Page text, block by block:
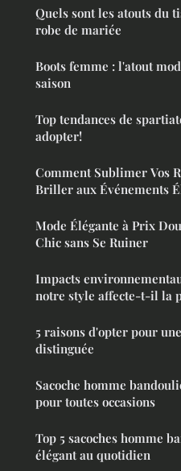
Quels sont les atouts du
robe de mariée
Boots femme : l'atout
saison
Top tendances de
adopter!
Comment Sublimer Vos
Briller aux Événements
Mode Élégante à Prix
Chic sans Se Ruiner
Impacts
notre style affecte-t-il la
5 raisons d'opter pour
distinguée
Sacoche homme
pour toutes occasions
Top 5 sacoches homme
élégant au quotidien